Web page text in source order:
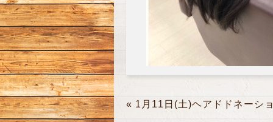
« 1月11日(土)ヘアドドネーシ